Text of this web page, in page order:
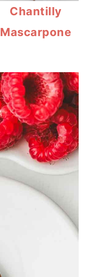
Chantilly
Mascarpone